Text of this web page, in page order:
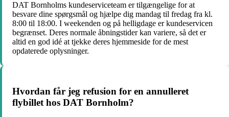
DAT Bornholms kundeserviceteam er tilgængelige for at
besvare dine spørgsmål og hjælpe dig mandag til fredag ​​fra kl.
8:00 til 18:00. I weekenden og på helligdage er kundeservicen
begrænset. Deres normale åbningstider kan variere, så det er
altid en god idé at tjekke deres hjemmeside for de mest
opdaterede oplysninger.
Hvordan får jeg refusion for en annulleret
flybillet hos DAT Bornholm?